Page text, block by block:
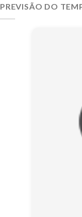
PREVISÃO DO